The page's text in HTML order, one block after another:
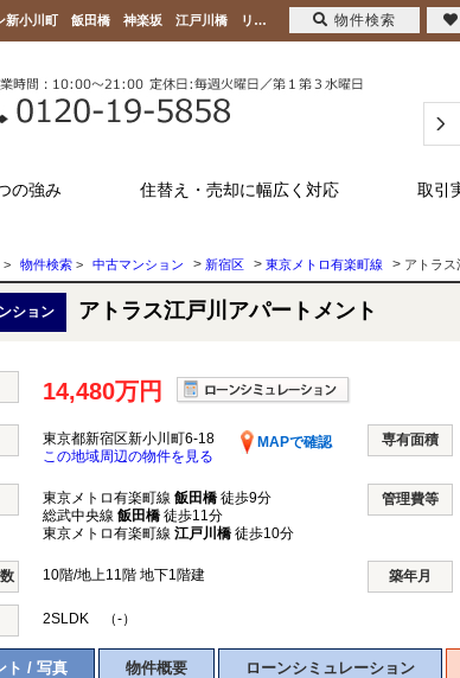
アトラス江戸川アパートメント 東京都新宿区新小川町6-18｜14,480万円の中古マンション新小川町 飯田橋 神楽坂 江戸川橋 リノベーション 南｜日本新都市リアルタ株式会社
の強み 住替え・売却に幅広く対応 取引
> 物件検索 > 中古マンション > 新宿区 > 東京メトロ有楽町線 > アトラス
ション アトラス江戸川アパートメント
14,480万円
東京都新宿区新小川町6-18
MAPで確認
この地域周辺の物件を見る
専有面積
東京メトロ有楽町線 飯田橋 徒歩9分
総武中央線 飯田橋 徒歩11分
東京メトロ有楽町線 江戸川橋 徒歩10分
管理費等
10階/地上11階 地下1階建 築年月
2SLDK （-）
ト / 写真 物件概要 ローンシミュレーション
物件検索